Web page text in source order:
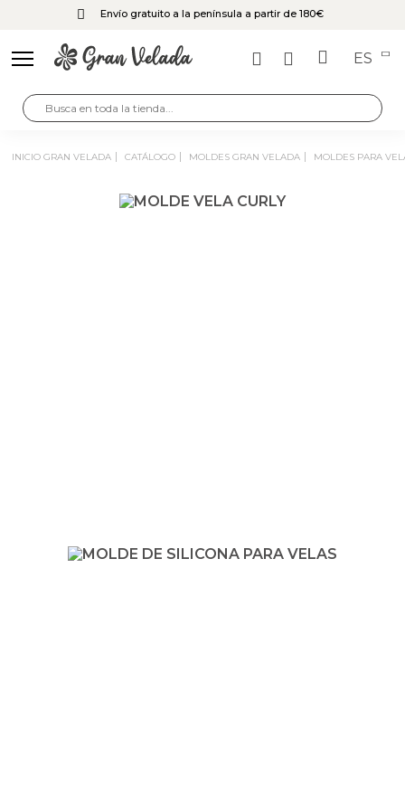
Envío gratuito a la península a partir de 180€
ES
INICIO GRAN VELADA CATÁLOGO MOLDES GRAN VELADA MOLDES PARA